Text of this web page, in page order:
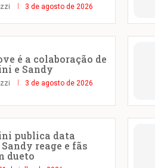
3 de agosto de 2026
é a colaboração de
e Sandy
3 de agosto de 2026
publica data
reage e fãs
dueto